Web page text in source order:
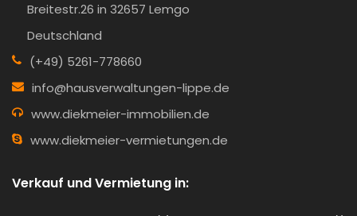
Breitestr.26 in 32657 Lemgo
Deutschland
(+49) 5261-778660
info@hausverwaltungen-lippe.de
www.diekmeier-immobilien.de
www.diekmeier-vermietungen.de
Verkauf und Vermietung in: